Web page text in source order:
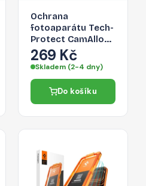
Ochrana
fotoaparátu Tech-
Protect CamAlloy
Fit+ pro iPhone 17
Pro – Cosmic
269 Kč
Skladem (2-4 dny)
Do košíku